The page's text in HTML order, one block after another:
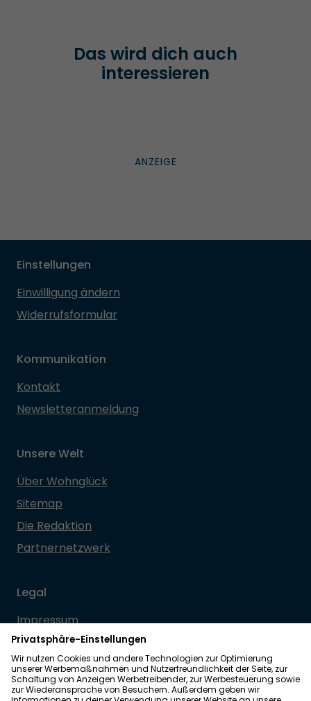
Das wird dich auch
interessieren
Einstellungen
Einwilligung ändern
Widerrufsformular
Kommunikation
Kontakt
Newsletteranmeldung
Unsere Welt
Über Wohnglück
Sitemap
Die Redaktion
Partnernetzwerk
Legal
Impressum
Datenschutz
Allgemeine Geschäftsbedingungen
Barrierefreiheit